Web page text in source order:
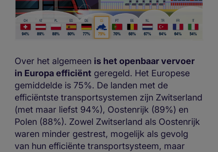
Over het algemeen is het openbaar vervoer
in Europa efficiënt geregeld. Het Europese
gemiddelde is 75%. De landen met de
efficiëntste transportsystemen zijn Zwitserland
(met maar liefst 94%), Oostenrijk (89%) en
Polen (88%). Zowel Zwitserland als Oostenrijk
waren minder gestrest, mogelijk als gevolg
van hun efficiënte transportsysteem, maar